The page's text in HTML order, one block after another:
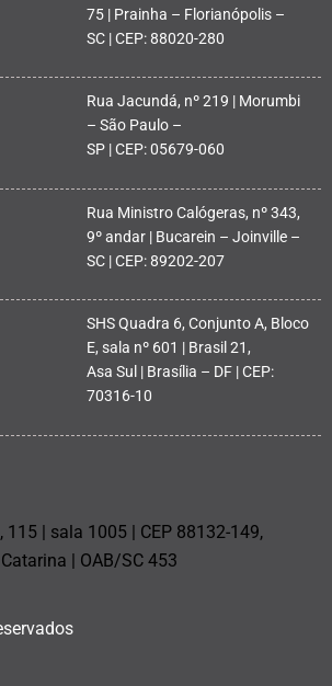
75 | Prainha – Florianópolis –
SC | CEP: 88020-280
Rua Jacundá, nº 219 | Morumbi
– São Paulo –
SP | CEP: 05679-060
Rua Ministro Calógeras, nº 343,
9º andar | Bucarein – Joinville –
SC | CEP: 89202-207
SHS Quadra 6, Conjunto A, Bloco
E, sala nº 601 | Brasil 21,
Asa Sul | Brasília – DF | CEP:
70316-10
115 | sala 1005 | CEP 88132-149,
| OAB/SC 453